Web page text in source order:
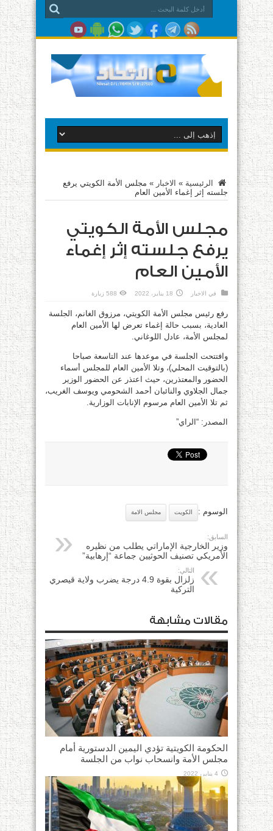
الرئيسية » الاخبار » مجلس الأمة الكويتي يرفع
جلسته إثر إغماء الأمين العام
مجلس الأمة الكويتي
يرفع جلسته إثر إغماء
الأمين العام
في الاخبار 18 يناير، 2022 588 زيارة
رفع رئيس مجلس الأمة الكويتي، مرزوق الغانم، الجلسة
العادية، بسبب حالة إغماء تعرض لها الأمين العام
لمجلس الأمة، عادل اللوغاني.
وافتتحت الجلسة في موعدها عند التاسعة صباحا
(بالتوقيت المحلي)، وتلا الأمين العام للمجلس أسماء
الحضور والمعتذرين، حيث اعتذر عن الحضور الوزير
جمال الجلاوي والنائبان أحمد الشحومي ويوسف الغريب،
ثم تلا الأمين العام مرسوم الإنابات الوزارية.
المصدر: “الراي”
الوسوم : الكويت مجلس الامة
السابق:
وزير الخارجية الإماراتي يطلب من نظيره
الأمريكي تصنيف الحوثيين جماعة “إرهابية”
التالي:
زلزال بقوة 4.9 درجة يضرب ولاية قيصري
التركية
مقالات مشابهة
الحكومة الكويتية تؤدي اليمين الدستورية أمام
مجلس الأمة وانسحاب نواب من الجلسة
4 يناير، 2022